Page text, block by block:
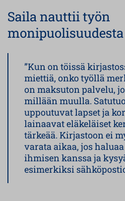
Saila nauttii työn
monipuolisuudesta
”Kun on töissä
miettiä, onko työllä
on maksuton palvelu,
millään muulla.
uppoutuvat lapset ja
lainaavat eläkeläiset
tärkeää. Kirjastoon ei
varata aikaa, jos
ihmisen kanssa ja
esimerkiksi